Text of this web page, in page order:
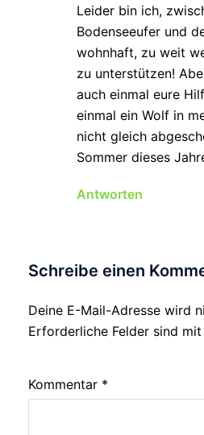
Leider bin ich,
Bodenseeufer und
wohnhaft, zu weit
zu unterstützen!
auch einmal eure
einmal ein Wolf in
nicht gleich
Sommer dieses
Antworten
Schreibe einen
Deine E-Mail-Adresse wird
Erforderliche Felder sind mit
Kommentar *